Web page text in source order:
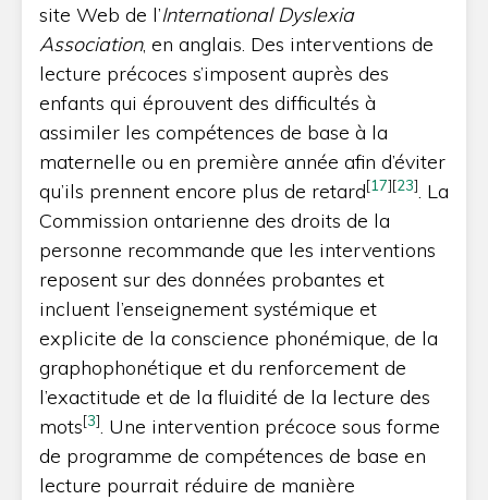
site Web de l’International Dyslexia
Association, en anglais. Des interventions de
lecture précoces s’imposent auprès des
enfants qui éprouvent des difficultés à
assimiler les compétences de base à la
maternelle ou en première année afin d’éviter
qu’ils prennent encore plus de retard[17][23]. La
Commission ontarienne des droits de la
personne recommande que les interventions
reposent sur des données probantes et
incluent l’enseignement systémique et
explicite de la conscience phonémique, de la
graphophonétique et du renforcement de
l’exactitude et de la fluidité de la lecture des
mots[3]. Une intervention précoce sous forme
de programme de compétences de base en
lecture pourrait réduire de manière